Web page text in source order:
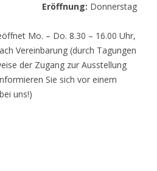
Eröffnung: Donnerstag
Mo. – Do. 8.30 – 16.00 Uhr,
Vereinbarung (durch Tagungen
der Zugang zur Ausstellung
Sie sich vor einem
uns!)